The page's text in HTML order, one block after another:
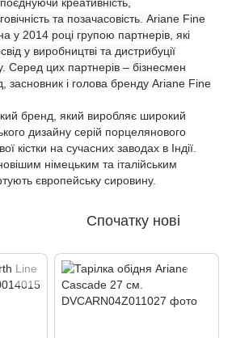
креативність,
та позачасовість. Ariane Fine
у 2014 році групою партнерів, які
у виробництві та дистрибуції
Серед цих партнерів – бізнесмен
засновник і голова бренду Ariane Fine
бренд, який виробляє широкий
дизайну серій порцелянового
кістки на сучасних заводах в Індії.
німецьким та італійським
європейську сировину.
Спочатку нові